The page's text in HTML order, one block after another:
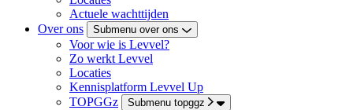
Actuele wachttijden
Over ons
Submenu over ons
Voor wie is Levvel?
Zo werkt Levvel
Locaties
Kennisplatform Levvel Up
TOPGGz
Submenu topggz